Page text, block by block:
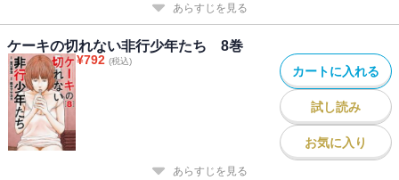
あらすじを見る
ケーキの切れない非行少年たち 8巻
¥792 (税込)
カートに入れる
試し読み
お気に入り
あらすじを見る